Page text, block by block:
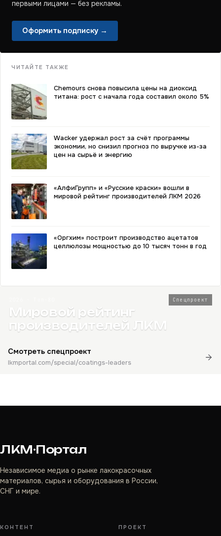
первыми лицами — без рекламы.
Оформить подписку →
ЧИТАЙТЕ ТАКЖЕ
Chemours снова повысила цены на диоксид
титана: рост с начала года составил около 5%
Wacker удержал рост за счёт программы
экономии, но снизил прогноз по выручке из-за
цен на сырьё и энергию
«АлфиГрупп» и «Русские краски» вошли в
мировой рейтинг производителей ЛКМ 2026
«Оргхим» построит производство ацетатов
целлюлозы мощностью до 10 тысяч тонн в год
Спецпроект
Мировой рейтинг
производителей ЛКМ
Смотреть спецпроект
lkmportal.com/special/coatings-leaders
ЛКМ·Портал
Независимое медиа о рынке лакокрасочных
материалов, сырья и оборудования в России,
СНГ и мире.
КОНТЕНТ ПРОЕКТ